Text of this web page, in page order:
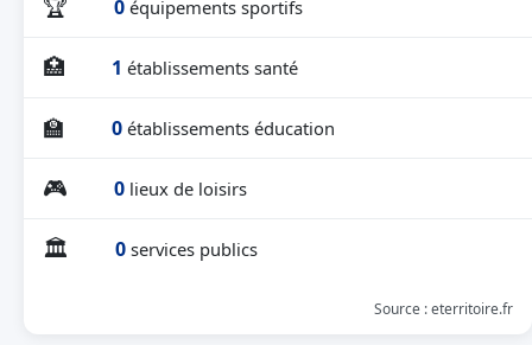
🏆 0 équipements sportifs
🏥 1 établissements santé
🏫 0 établissements éducation
🎮 0 lieux de loisirs
🏛 0 services publics
Source : eterritoire.fr